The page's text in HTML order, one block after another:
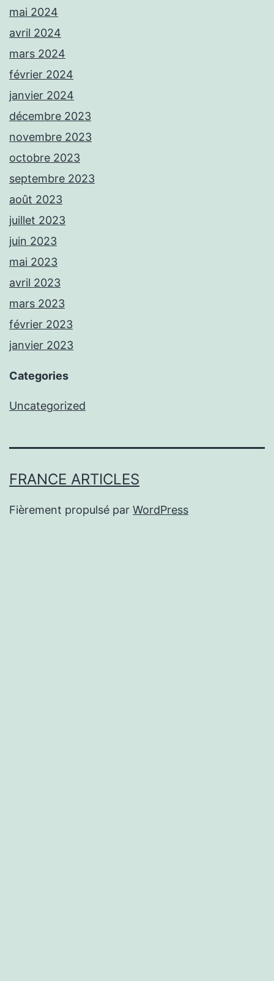
mai 2024
avril 2024
mars 2024
février 2024
janvier 2024
décembre 2023
novembre 2023
octobre 2023
septembre 2023
août 2023
juillet 2023
juin 2023
mai 2023
avril 2023
mars 2023
février 2023
janvier 2023
Categories
Uncategorized
FRANCE ARTICLES
Fièrement propulsé par WordPress